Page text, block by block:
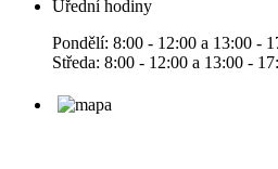
Úřední hodiny
Pondělí: 8:00 - 12:00 a 13:00 -
Středa: 8:00 - 12:00 a 13:00 -